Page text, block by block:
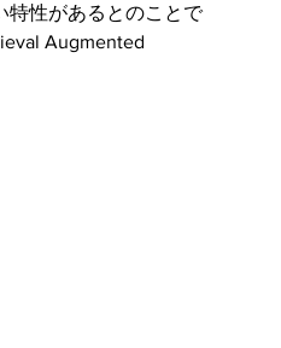
特性があるとのことで
Augmented